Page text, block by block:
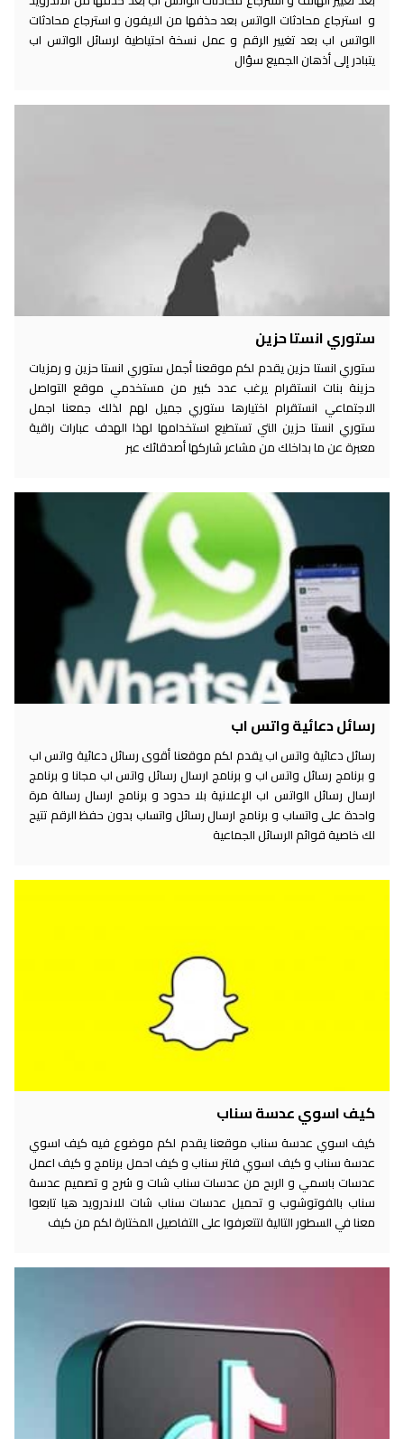
و استرجاع محادثات الواتس بعد حذفها من الايفون و استرجاع محادثات
الواتس اب بعد تغيير الرقم و عمل نسخة احتياطية لرسائل الواتس اب
يتبادر إلى أذهان الجميع سؤال
ستوري انستا حزين
ستوري انستا حزين يقدم لكم موقعنا أجمل ستوري انستا حزين و رمزيات
حزينة بنات انستقرام يرغب عدد كبير من مستخدمي موقع التواصل
الاجتماعي انستقرام اختيارها ستوري جميل لهم لذلك جمعنا اجمل
ستوري انستا حزين التي تستطيع استخدامها لهذا الهدف عبارات راقية
معبرة عن ما بداخلك من مشاعر شاركها أصدقائك عبر
رسائل دعائية واتس اب
رسائل دعائية واتس اب يقدم لكم موقعنا أقوى رسائل دعائية واتس اب
و برنامج رسائل واتس اب و برنامج ارسال رسائل واتس اب مجانا و برنامج
ارسال رسائل الواتس اب الإعلانية بلا حدود و برنامج ارسال رسالة مرة
واحدة على واتساب و برنامج ارسال رسائل واتساب بدون حفظ الرقم تتيح
لك خاصية قوائم الرسائل الجماعية
كيف اسوي عدسة سناب
كيف اسوي عدسة سناب موقعنا يقدم لكم موضوع فيه كيف اسوي
عدسة سناب و كيف اسوي فلتر سناب و كيف احمل برنامج و كيف اعمل
عدسات باسمي و الربح من عدسات سناب شات و شرح و تصميم عدسة
سناب بالفوتوشوب و تحميل عدسات سناب شات للاندرويد هيا تابعوا
معنا في السطور التالية لتتعرفوا على التفاصيل المختارة لكم من كيف